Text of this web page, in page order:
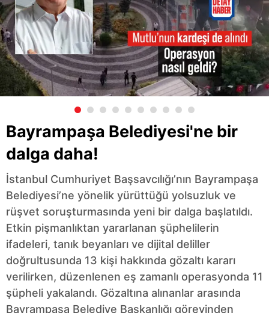
Bayrampaşa Belediyesi'ne bir
dalga daha!
İstanbul Cumhuriyet Başsavcılığı’nın Bayrampaşa
Belediyesi’ne yönelik yürüttüğü yolsuzluk ve
rüşvet soruşturmasında yeni bir dalga başlatıldı.
Etkin pişmanlıktan yararlanan şüphelilerin
ifadeleri, tanık beyanları ve dijital deliller
doğrultusunda 13 kişi hakkında gözaltı kararı
verilirken, düzenlenen eş zamanlı operasyonda 11
şüpheli yakalandı. Gözaltına alınanlar arasında
Bayrampaşa Belediye Başkanlığı görevinden